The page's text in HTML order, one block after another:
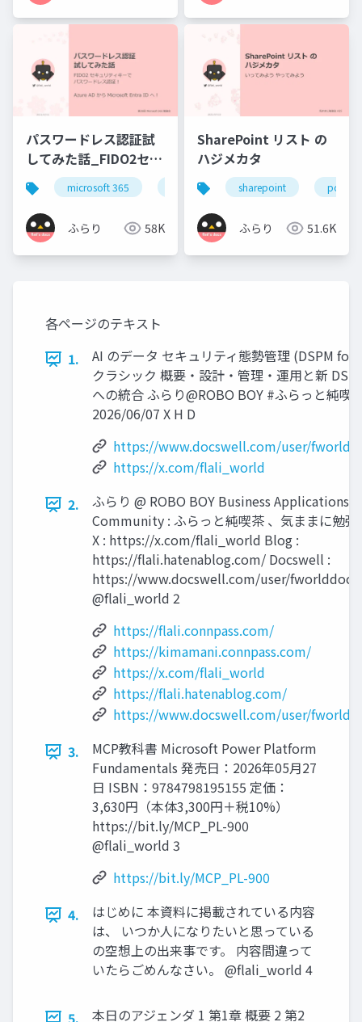
パスワードレス認証試
してみた話_FIDO2セキ
ュリティキーでパスワ
ードレス認証
microsoft 365 microsoft entra azure ad
ふらり 58K
SharePoint リスト の
ハジメカタ
sharepoint power
ふらり 51.6K
各ページのテキスト
1.
AI のデータ セキュリティ態勢管理 (DSPM for
クラシック 概要・設計・管理・運用と新
への統合 ふらり@ROBO BOY #ふらっと純喫
2026/06/07 X H D
https://www.docswell.com/user/
https://x.com/flali_world
2.
ふらり @ ROBO BOY Business Applications
Community : ふらっと純喫茶 、気ままに勉強
X : https://x.com/flali_world Blog :
https://flali.hatenablog.com/ Docswell :
https://www.docswell.com/user/fworlddocs
@flali_world 2
https://flali.connpass.com/
https://kimamani.connpass.com/
https://x.com/flali_world
https://flali.hatenablog.com/
https://www.docswell.com/user/
3.
MCP教科書 Microsoft Power Platform
Fundamentals 発売日：2026年05月27
日 ISBN：9784798195155 定価：
3,630円（本体3,300円＋税10%）
https://bit.ly/MCP_PL-900
@flali_world 3
https://bit.ly/MCP_PL-900
4.
はじめに 本資料に掲載されている内容
は、 いつか人になりたいと思っている
の空想上の出来事です。 内容間違って
いたらごめんなさい。 @flali_world 4
本日のアジェンダ 1 第1章 概要 2 第2